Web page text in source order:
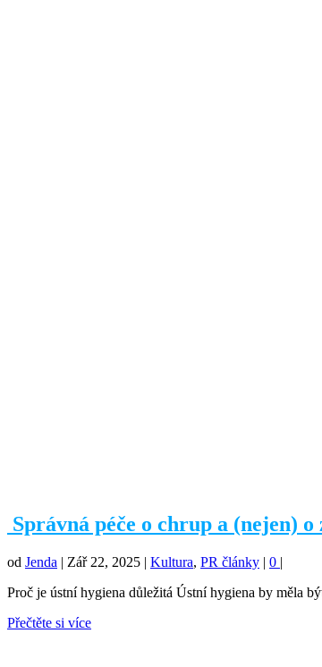
Správná péče o chrup a (nejen)
od Jenda | Zář 22, 2025 | Kultura, PR články | 0 |
Proč je ústní hygiena důležitá Ústní hygiena by měla
Přečtěte si více